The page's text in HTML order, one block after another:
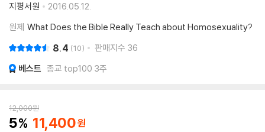
지평서원
2016.05.12.
원제 What Does the Bible Really Teach about Homosexuality?
8.4 10 판매지수 36
베스트 종교 top100 3주
12,000원
5 11,400